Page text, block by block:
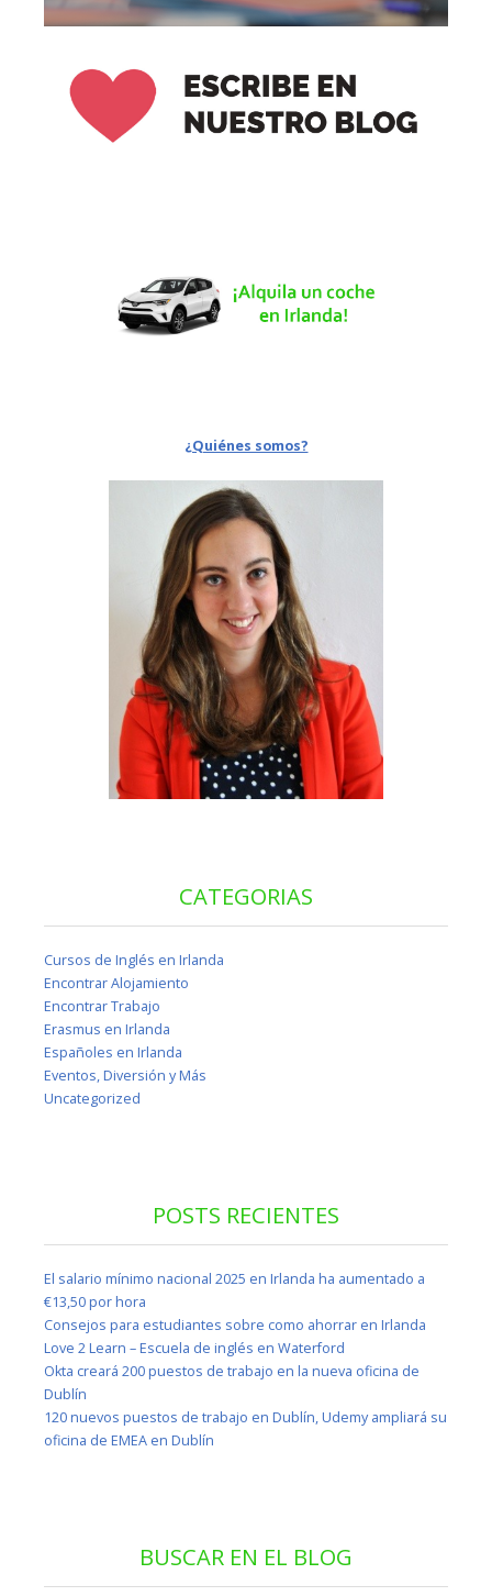
¿Quiénes somos?
CATEGORIAS
Cursos de Inglés en Irlanda
Encontrar Alojamiento
Encontrar Trabajo
Erasmus en Irlanda
Españoles en Irlanda
Eventos, Diversión y Más
Uncategorized
POSTS RECIENTES
El salario mínimo nacional 2025 en Irlanda ha aumentado a
€13,50 por hora
Consejos para estudiantes sobre como ahorrar en Irlanda
Love 2 Learn – Escuela de inglés en Waterford
Okta creará 200 puestos de trabajo en la nueva oficina de
Dublín
120 nuevos puestos de trabajo en Dublín, Udemy ampliará su
oficina de EMEA en Dublín
BUSCAR EN EL BLOG